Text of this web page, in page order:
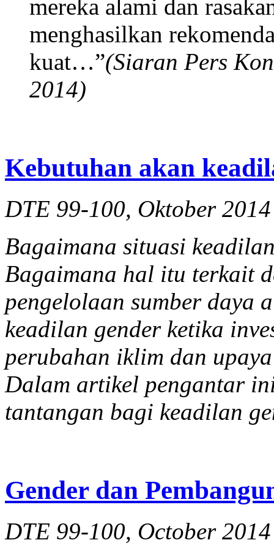
mereka alami dan
menghasilkan
kuat…”(Siaran Pers
2014)
Kebutuhan akan
DTE 99-100, Oktober 2014
Bagaimana situasi
Bagaimana hal itu terkait
pengelolaan sumber daya
keadilan gender ketika
perubahan iklim dan
Dalam artikel pengantar
tantangan bagi keadilan
Gender dan
DTE 99-100, October 2014